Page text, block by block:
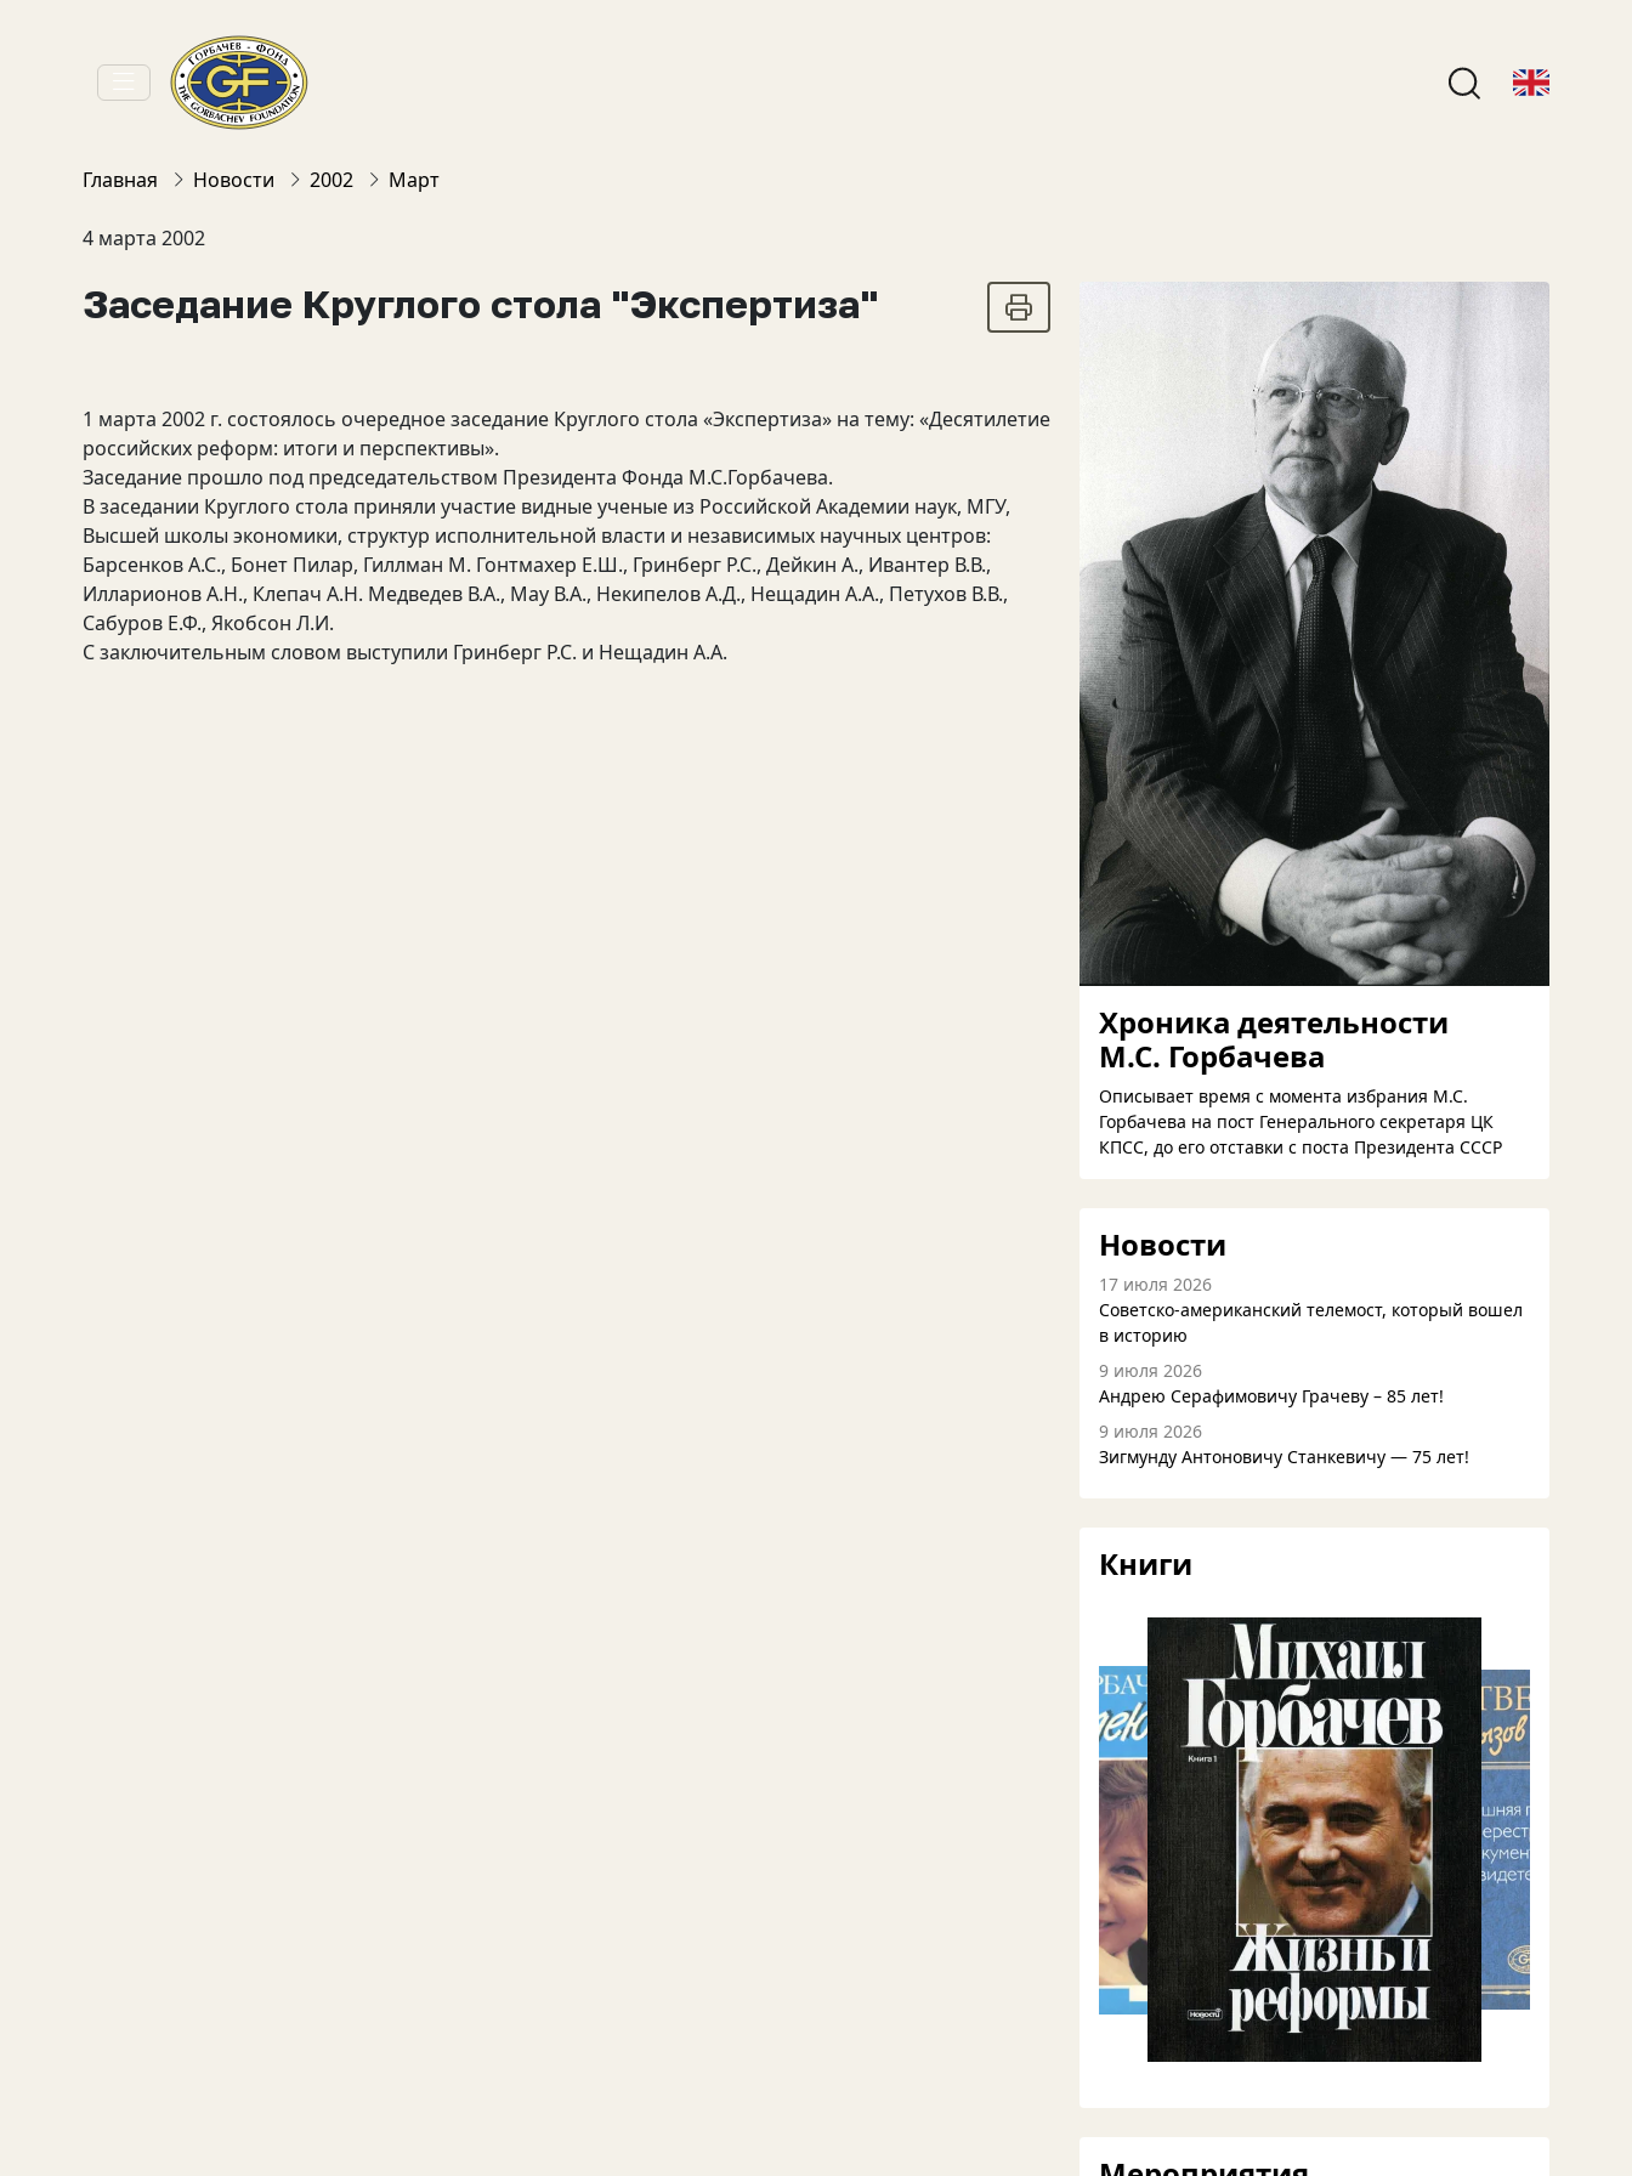
Главная Новости 2002 Март
4 марта 2002
Заседание Круглого стола "Экспертиза"
1 марта 2002 г. состоялось очередное заседание Круглого стола «Экспертиза» на тему: «Десятилетие
российских реформ: итоги и перспективы».
Заседание прошло под председательством Президента Фонда М.С.Горбачева.
В заседании Круглого стола приняли участие видные ученые из Российской Академии наук, МГУ,
Высшей школы экономики, структур исполнительной власти и независимых научных центров:
Барсенков А.С., Бонет Пилар, Гиллман М. Гонтмахер Е.Ш., Гринберг Р.С., Дейкин А., Ивантер В.В.,
Илларионов А.Н., Клепач А.Н. Медведев В.А., Мау В.А., Некипелов А.Д., Нещадин А.А., Петухов В.В.,
Сабуров Е.Ф., Якобсон Л.И.
С заключительным словом выступили Гринберг Р.С. и Нещадин А.А.
Хроника деятельности
М.С. Горбачева
Описывает время с момента избрания М.С.
Горбачева на пост Генерального секретаря ЦК
КПСС, до его отставки с поста Президента СССР
Новости
17 июля 2026
Советско-американский телемост, который вошел
в историю
9 июля 2026
Андрею Серафимовичу Грачеву – 85 лет!
9 июля 2026
Зигмунду Антоновичу Станкевичу — 75 лет!
Книги